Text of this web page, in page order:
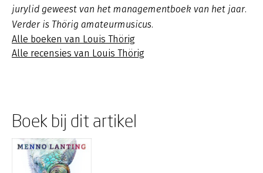
jurylid geweest van het managementboek van het jaar.
Verder is Thörig amateurmusicus.
Alle boeken van Louis Thörig
Alle recensies van Louis Thörig
Boek bij dit artikel